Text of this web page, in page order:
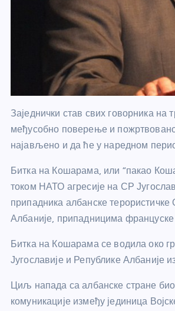
Заједнички став свих говорника на
међусобно поверење и
најављено и да ће у наредном
Битка на Кошарама, или “пакао
током НАТО агресије на СР
припадника албанске
Албаније, припадницима
Битка на Кошарама се водила око
Југославије и Републике Албаније
Циљ напада са албанске стране
комуникације између јединица